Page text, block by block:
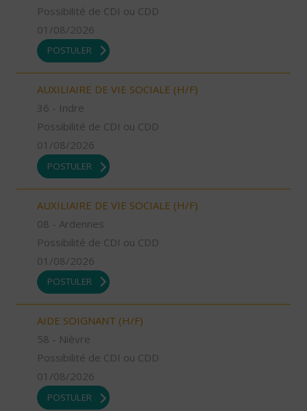
Possibilité de CDI ou CDD
01/08/2026
POSTULER
AUXILIAIRE DE VIE SOCIALE (H/F)
36 - Indre
Possibilité de CDI ou CDD
01/08/2026
POSTULER
AUXILIAIRE DE VIE SOCIALE (H/F)
08 - Ardennes
Possibilité de CDI ou CDD
01/08/2026
POSTULER
AIDE SOIGNANT (H/F)
58 - Nièvre
Possibilité de CDI ou CDD
01/08/2026
POSTULER